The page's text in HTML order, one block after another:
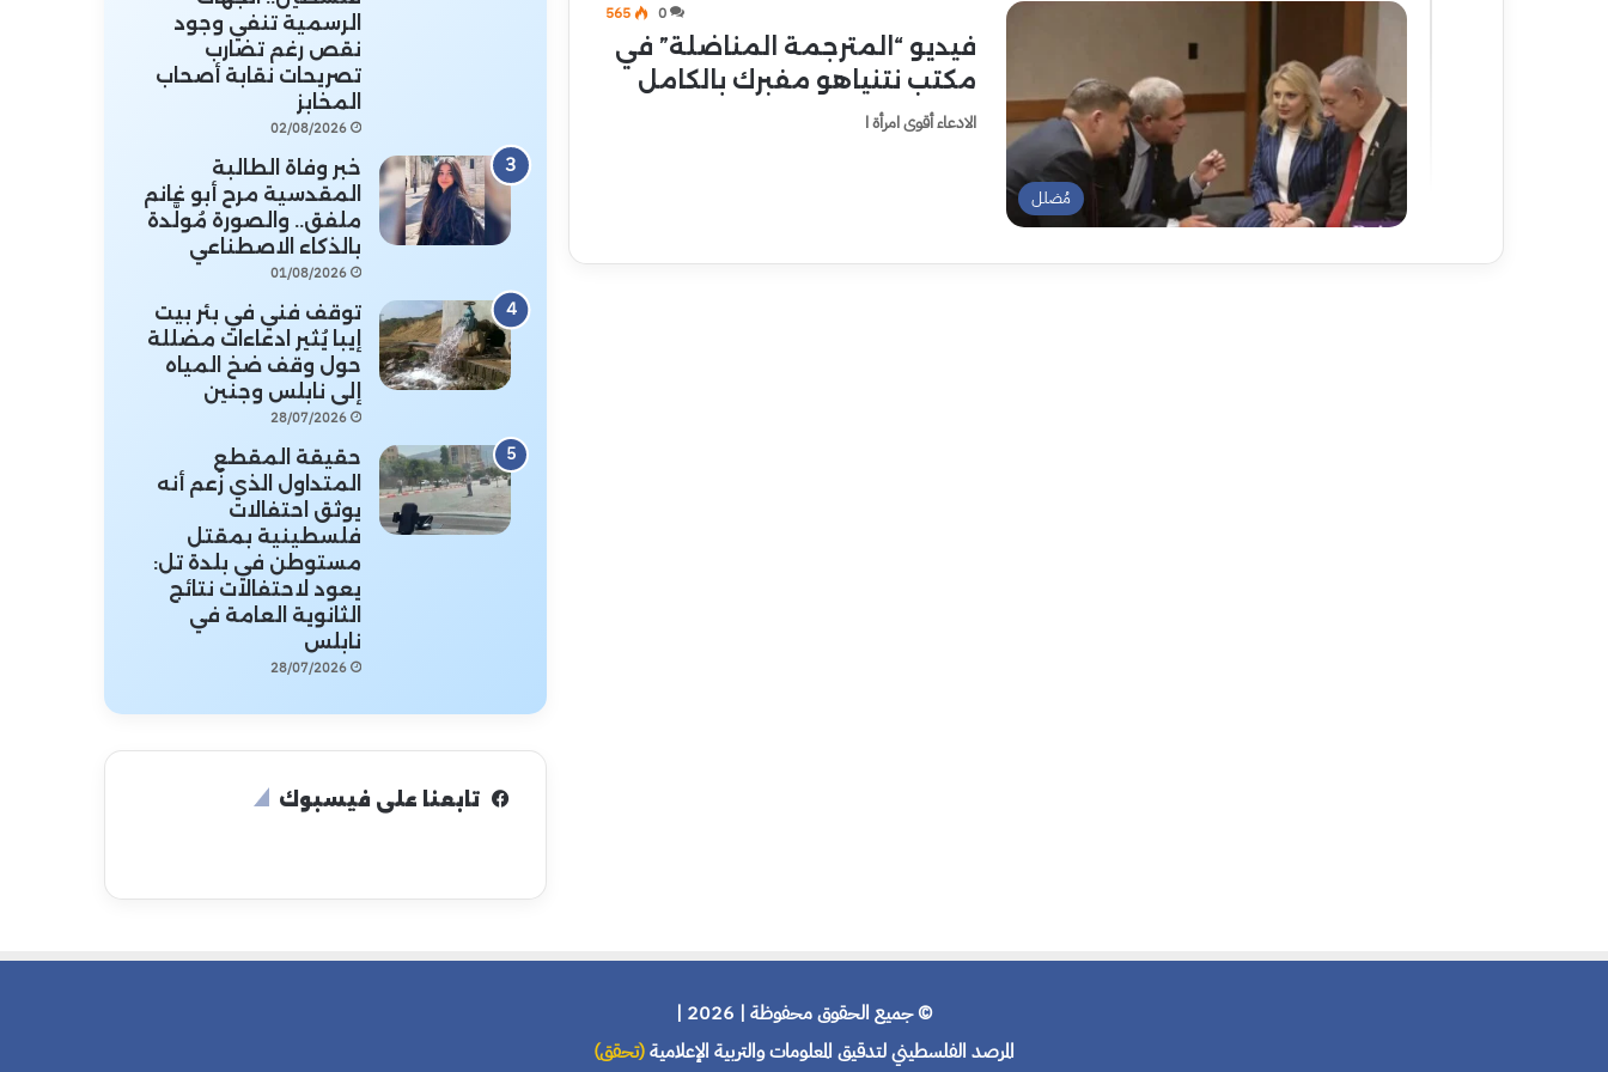
مُضلل
0
565
فيديو “المترجمة المناضلة” في
مكتب نتنياهو مفبرك بالكامل
الادعاء أقوى امرأة ا
الرسمية تنفي وجود
نقص رغم تضارب
تصريحات نقابة أصحاب
المخابز
02/08/2026
خبر وفاة الطالبة
المقدسية مرح أبو غانم
ملفق.. والصورة مُولَّدة
بالذكاء الاصطناعي
01/08/2026
توقف فني في بئر بيت
إيبا يُثير ادعاءات مضللة
حول وقف ضخ المياه
إلى نابلس وجنين
28/07/2026
حقيقة المقطع
المتداول الذي زُعم أنه
يوثق احتفالات
فلسطينية بمقتل
مستوطن في بلدة تل:
يعود لاحتفالات نتائج
الثانوية العامة في
نابلس
28/07/2026
تابعنا على فيسبوك
© جميع الحقوق محفوظة | 2026 |
المرصد الفلسطيني لتدقيق المعلومات والتربية الإعلامية(تحقق)